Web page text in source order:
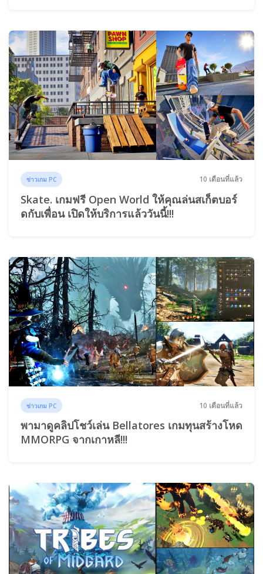
ข่าวเกม PC 10 เดือนที่แล้ว
Skate. เกมฟรี Open World ให้คุณล่นสเก็ตบอร์
ดกับเพื่อน เปิดให้บริการแล้ววันนี้!!!
ข่าวเกม PC 10 เดือนที่แล้ว
พามาดูคลิปโชว์เล่น Bellatores เกมทุนสร้างโหด
MMORPG จากเกาหลี!!!